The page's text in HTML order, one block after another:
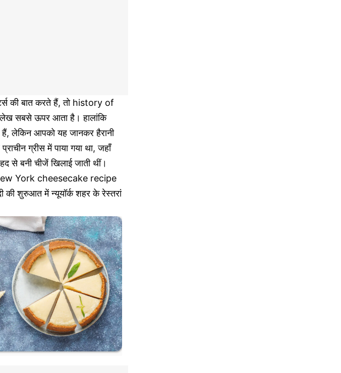
की बात करते हैं, तो history of
सबसे ऊपर आता है। हालांकि
लेकिन आपको यह जानकर हैरानी
ग्रीस में पाया गया था, जहाँ
से बनी चीजें खिलाई जाती थीं।
York cheesecake recipe
शुरुआत में न्यूयॉर्क शहर के रेस्तरां